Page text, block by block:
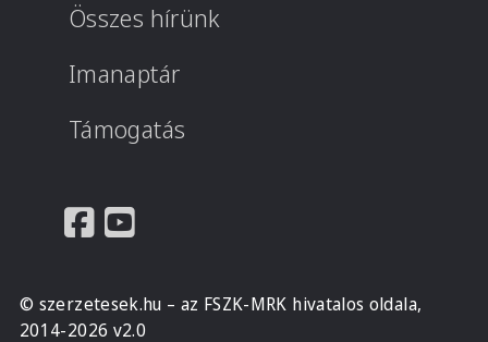
Összes hírünk
Imanaptár
Támogatás
© szerzetesek.hu – az FSZK-MRK hivatalos oldala,
2014-2026 v2.0